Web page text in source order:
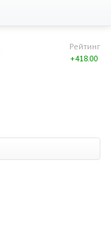
Рейтинг
+418.00